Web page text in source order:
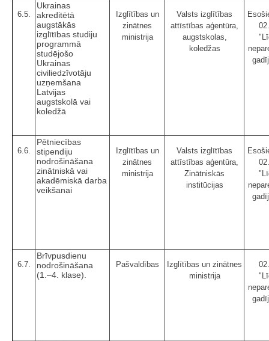
6.5.
Ukrainas
akreditētā
augstākās
izglītības studiju
programmā
studējošo
Ukrainas
civiliedzīvotāju
uzņemšana
Latvijas
augstskolā vai
koledžā
Izglītības un
zinātnes
ministrija
Valsts izglītības
attīstības aģentūra,
augstskolas,
koledžas
6.6.
Pētniecības
stipendiju
nodrošināšana
zinātniskā vai
akadēmiskā darba
veikšanai
Izglītības un
zinātnes
ministrija
Valsts izglītības
attīstības aģentūra,
Zinātniskās
institūcijas
6.7.
Brīvpusdienu
nodrošināšana
(1.–4. klase).
Pašvaldības
Izglītības un zinātnes
ministrija